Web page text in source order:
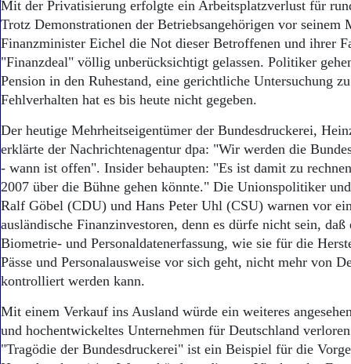
Mit der Privatisierung erfolgte ein Arbeitsplatzverlust für
Trotz Demonstrationen der Betriebsangehörigen vor seinem
Finanzminister Eichel die Not dieser Betroffenen und ihrer
"Finanzdeal" völlig unberücksichtigt gelassen. Politiker
Pension in den Ruhestand, eine gerichtliche Untersuchung
Fehlverhalten hat es bis heute nicht gegeben.
Der heutige Mehrheitseigentümer der Bundesdruckerei,
erklärte der Nachrichtenagentur dpa: "Wir werden die
- wann ist offen". Insider behaupten: "Es ist damit zu
2007 über die Bühne gehen könnte." Die Unionspolitiker
Ralf Göbel (CDU) und Hans Peter Uhl (CSU) warnen vor
ausländische Finanzinvestoren, denn es dürfe nicht sein, daß
Biometrie- und Personaldatenerfassung, wie sie für die
Pässe und Personalausweise vor sich geht, nicht mehr von
kontrolliert werden kann.
Mit einem Verkauf ins Ausland würde ein weiteres
und hochentwickeltes Unternehmen für Deutschland
"Tragödie der Bundesdruckerei" ist ein Beispiel für die